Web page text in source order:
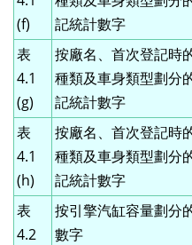
(f)
記統計數字
表
4.1
(g)
按廠名、首次登記時
種類及車身類型劃分
記統計數字
表
4.1
(h)
按廠名、首次登記時
種類及車身類型劃分
記統計數字
表
4.2
按引擎汽缸容量劃分
數字